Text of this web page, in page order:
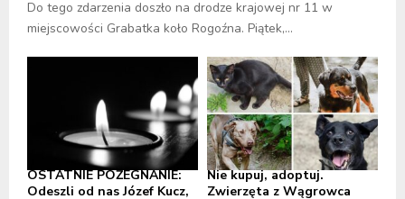
Do tego zdarzenia doszło na drodze krajowej nr 11 w
miejscowości Grabatka koło Rogoźna. Piątek,...
OSTATNIE POŻEGNANIE:
Odeszli od nas Józef Kucz,
Nie kupuj, adoptuj.
Zwierzęta z Wągrowca